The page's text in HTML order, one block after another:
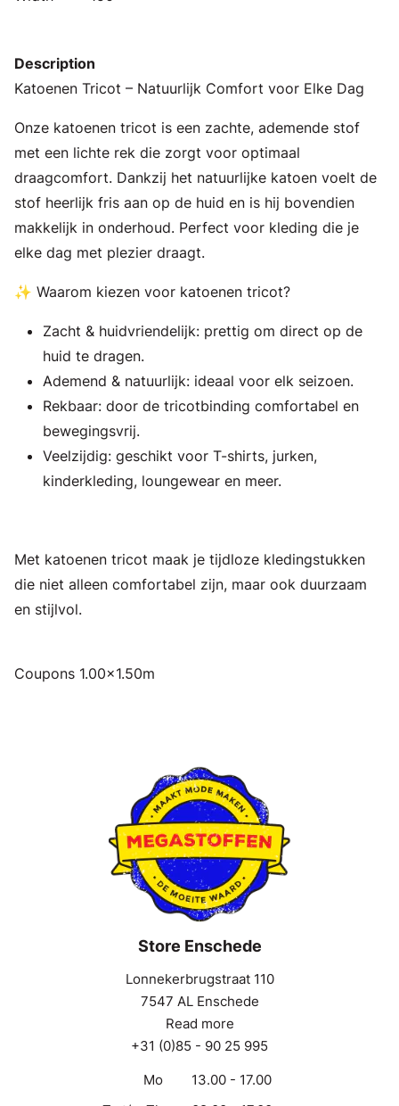
Description
Katoenen Tricot – Natuurlijk Comfort voor Elke Dag
Onze katoenen tricot is een zachte, ademende stof
met een lichte rek die zorgt voor optimaal
draagcomfort. Dankzij het natuurlijke katoen voelt de
stof heerlijk fris aan op de huid en is hij bovendien
makkelijk in onderhoud. Perfect voor kleding die je
elke dag met plezier draagt.
✨ Waarom kiezen voor katoenen tricot?
Zacht & huidvriendelijk: prettig om direct op de
huid te dragen.
Ademend & natuurlijk: ideaal voor elk seizoen.
Rekbaar: door de tricotbinding comfortabel en
bewegingsvrij.
Veelzijdig: geschikt voor T-shirts, jurken,
kinderkleding, loungewear en meer.
Met katoenen tricot maak je tijdloze kledingstukken
die niet alleen comfortabel zijn, maar ook duurzaam
en stijlvol.
Coupons 1.00x1.50m
Store Enschede
Lonnekerbrugstraat 110
7547 AL Enschede
Read more
+31 (0)85 - 90 25 995
Mo
13.00 - 17.00